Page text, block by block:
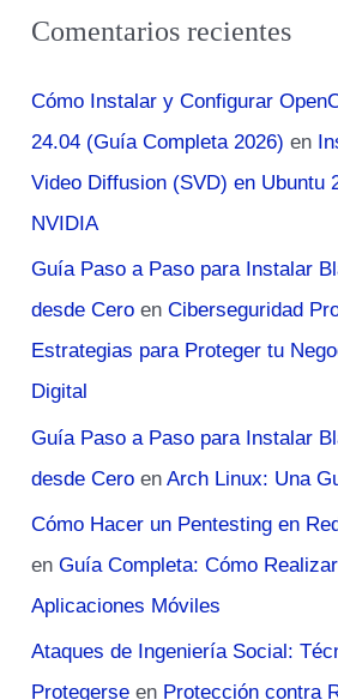
Comentarios recientes
Cómo Instalar y Configurar
24.04 (Guía Completa 2026) en
Video Diffusion (SVD) en Ubuntu
NVIDIA
Guía Paso a Paso para Instalar
desde Cero enCiberseguridad
Estrategias para Proteger tu
Digital
Guía Paso a Paso para Instalar
desde Cero enArch Linux: Una
Cómo Hacer un Pentesting en
enGuía Completa: Cómo
Aplicaciones Móviles
Ataques de Ingeniería Social:
Protegerse en Protección contra